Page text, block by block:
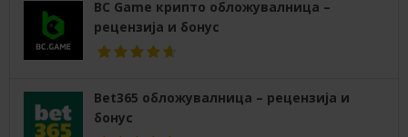
BC Game крипто обложувалница –
рецензија и бонус
Bet365 обложувалница – рецензија и
бонус